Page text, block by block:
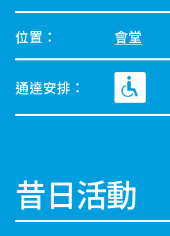
位置： 會堂
通達安排：
昔日活動